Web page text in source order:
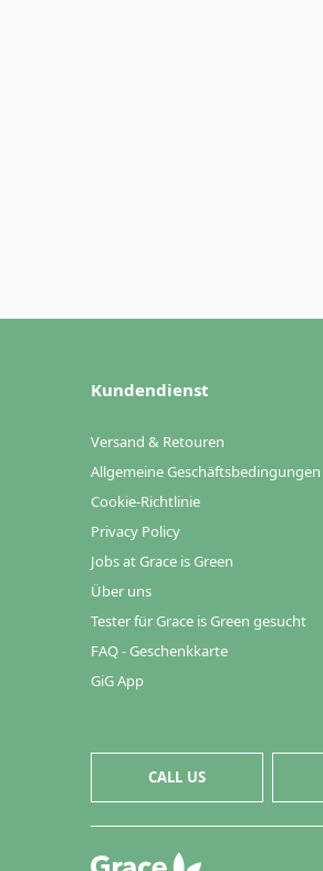
Kundendienst
Versand & Retouren
Allgemeine Geschäftsbedingungen
Cookie-Richtlinie
Privacy Policy
Jobs at Grace is Green
Über uns
Tester für Grace is Green gesucht
FAQ - Geschenkkarte
GiG App
CALL US